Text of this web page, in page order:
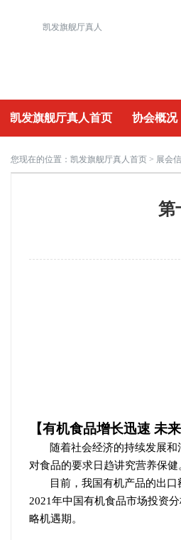
凯发旗舰厅真人
凯发旗舰厅真人首页 协会概况
重要活动
您现在的位置： 凯发旗舰厅真人首页 > 展会
第
【有机食品增长迅速 未
随着社会经济的持续发展
对食品的要求日趋讲究营养保
目前，我国有机产品的出口
2021年中国有机食品市场投资
略机遇期。